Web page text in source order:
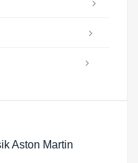
Aston Martin